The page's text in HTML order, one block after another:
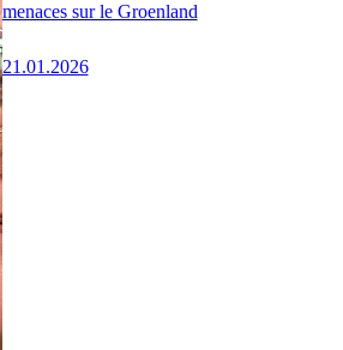
menaces sur le Groenland
21.01.2026